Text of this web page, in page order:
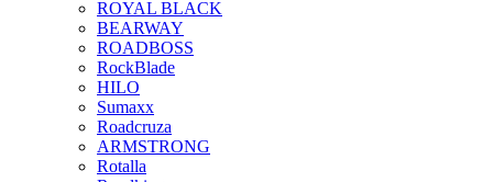
ROYAL BLACK
BEARWAY
ROADBOSS
RockBlade
HILO
Sumaxx
Roadcruza
ARMSTRONG
Rotalla